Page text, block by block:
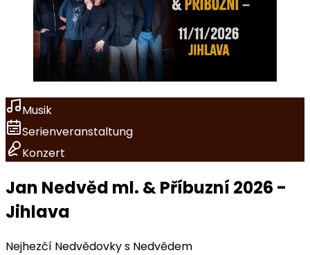
Musik
Serienveranstaltung
Konzert
Jan Nedvěd ml. & Příbuzní 2026 -
Jihlava
Nejhezčí Nedvědovky s Nedvědem